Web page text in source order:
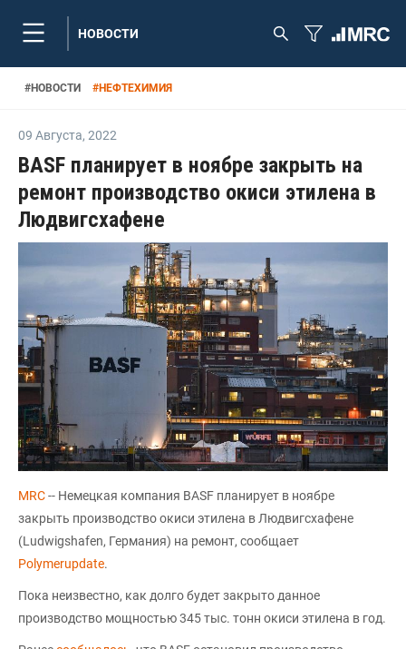
НОВОСТИ
#НОВОСТИ #НЕФТЕХИМИЯ
09 Августа, 2022
BASF планирует в ноябре закрыть на
ремонт производство окиси этилена в
Людвигсхафене
MRC-- Немецкая компания BASF планирует в ноябре
закрыть производство окиси этилена в Людвигсхафене
(Ludwigshafen, Германия) на ремонт, сообщает
Polymerupdate.
Пока неизвестно, как долго будет закрыто данное
производство мощностью 345 тыс. тонн окиси этилена в год.